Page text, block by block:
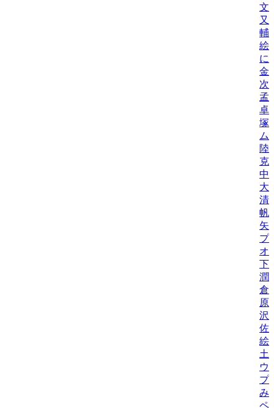
文
又
輔/
絵
に
金
次/
孟
卓
塚
ム
陸
克
中
大
清
帆/
矢
プ
オ
下
潤/
倉
原
沢
佐
絵/
土
ウ
プ
み/
ペ/